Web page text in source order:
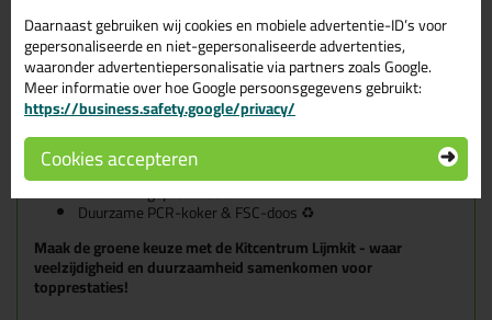
dispersiebasis
Snelle krachtopbouw en hoge eindsterkte
Isocyanaat-, oplosmiddel- én siliconenvrij
Verdraagzaam in combinatie met voedingsmiddelen
(ISEGA)
Perfect schuur- en slijpbaar na volledige uitharding
Absorbeert trillingen en vibraties
Zeer emissiearm; EMICODE EC1 PLUS gecertificeerd
UV-, weer-, water-, vocht- en verouderingsbestendig
Duurzaam geproduceerd ♻️
Duurzame PCR-koker & FSC-doos ♻️
Maak de groene keuze met de Kitcentrum Lijmkit - waar
veelzijdigheid en duurzaamheid samenkomen voor
topprestaties!
Daarnaast gebruiken wij cookies en mobiele advertentie-ID’s voor
gepersonaliseerde en niet-gepersonaliseerde advertenties,
waaronder advertentiepersonalisatie via partners zoals Google.
Meer informatie over hoe Google persoonsgegevens gebruikt:
https://business.safety.google/privacy/
Cookies accepteren